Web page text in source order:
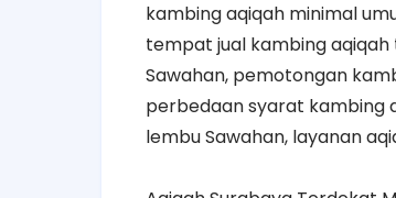
kambing aqiqah minimal
tempat jual kambing
Sawahan, pemotongan
perbedaan syarat kambing
lembu Sawahan, layanan